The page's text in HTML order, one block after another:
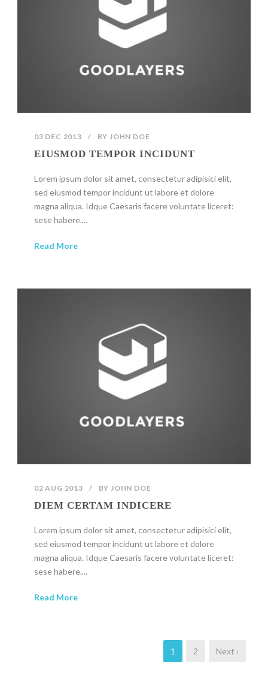
03 DEC 2013 / BYJOHN DOE
EIUSMOD TEMPOR INCIDUNT
Lorem ipsum dolor sit amet, consectetur adipisici elit,
sed eiusmod tempor incidunt ut labore et dolore
magna aliqua. Idque Caesaris facere voluntate liceret:
sese habere....
Read More
02 AUG 2013 / BY JOHN DOE
DIEM CERTAM INDICERE
Lorem ipsum dolor sit amet, consectetur adipisici elit,
sed eiusmod tempor incidunt ut labore et dolore
magna aliqua. Idque Caesaris facere voluntate liceret:
sese habere....
Read More
1 2 Next ›